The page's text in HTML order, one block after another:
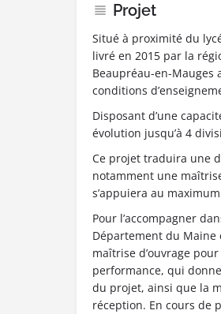
Projet
Situé à proximité du
livré en 2015 par la
Beaupréau-en-Mauges
conditions
Disposant d’une
évolution jusqu’à 4
Ce projet traduira une
notamment une
s’appuiera au
Pour l’accompagner
Département du Maine
maîtrise d’ouvrage
performance, qui
du projet, ainsi que la
réception. En cours de